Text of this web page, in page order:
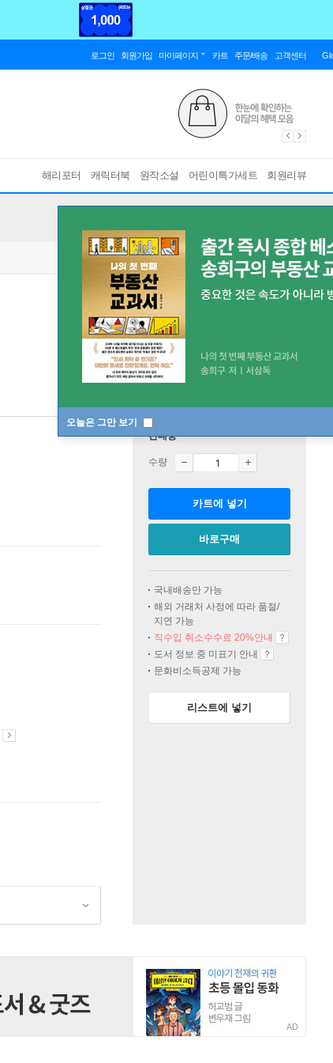
로그인 회원가입 마이페이지 카트 주문/배송 고객센터
해리포터 캐릭터북 원작소설 어린이특가세트 회원리뷰
오늘은 그만 보기
판매중
수량
카트에 넣기
바로구매
국내배송만 가능
해외 거래처 사정에 따라 품절/
지연 가능
직수입 취소수수료 20%안내
도서 정보 중 미표기 안내
문화비소득공제 가능
리스트에 넣기
AD